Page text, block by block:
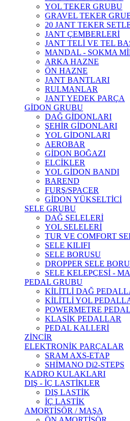
YOL TEKER GRUBU
GRAVEL TEKER
20 JANT TEKER
JANT ÇEMBERLERİ
JANT TELİ VE TEL
MANDAL - SOKMA
ARKA HAZNE
ÖN HAZNE
JANT BANTLARI
RULMANLAR
JANT YEDEK PARÇA
GİDON GRUBU
DAĞ GİDONLARI
ŞEHİR GİDONLARI
YOL GİDONLARI
AEROBAR
GİDON BOĞAZI
ELCİKLER
YOL GİDON BANDI
BAREND
FURŞ/SPACER
GİDON YÜKSELTİCİ
SELE GRUBU
DAĞ SELELERİ
YOL SELELERİ
TUR VE COMFORT
SELE KILIFI
SELE BORUSU
DROPPER SELE
SELE KELEPÇESİ -
PEDAL GRUBU
KİLİTLİ DAĞ
KİLİTLİ YOL
POWERMETRE
KLASİK PEDALLAR
PEDAL KALLERİ
ZİNCİR
ELEKTRONİK PARÇALAR
SRAM AXS-ETAP
SHİMANO Di2-STEPS
KADRO KULAKLARI
DIŞ - İÇ LASTİKLER
DIŞ LASTİK
İÇ LASTİK
AMORTİSÖR / MAŞA